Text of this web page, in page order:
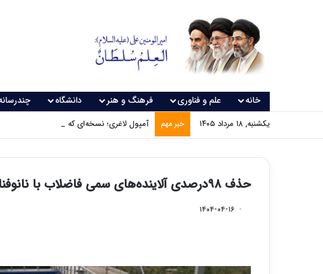
خانه علم و فناوری فرهنگ و هنر دانشگاه
یکشنبه, ۱۸ مرداد ۱۴۰۵ خبر مهم آمپول لاغری؛ نسخه‌ای که بدون تغذیه
حذف ۹۸درصدی آلاینده‌های سمی فاضلاب با نانوفناوری
۱۴۰۴-۰۴-۱۶